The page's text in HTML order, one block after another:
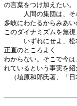
の言葉をつけ加えたい。
人間の集団は、それ
多岐にわたるからみあ
このダイナミズムを無
いずれにせよ、松本
正直のところよく
わからない。そこで今
れているという事実を紹
（埴原和郎氏著、「日